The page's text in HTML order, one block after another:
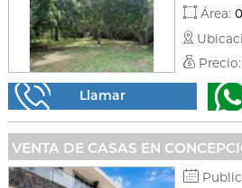
Área:
Precio:
Llamar